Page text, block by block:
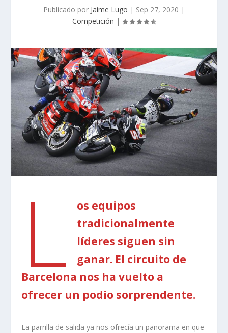
Publicado por Jaime Lugo | Sep 27, 2020 |
Competición |
L
os equipos
tradicionalmente
líderes siguen sin
ganar. El circuito de
Barcelona nos ha vuelto a
ofrecer un podio sorprendente.
La parrilla de salida ya nos ofrecía un panorama en que